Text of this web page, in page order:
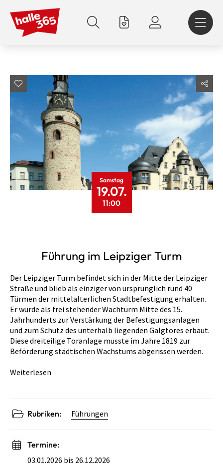
zum
Inhalt
Samstag
19.07.
11:00
Führung im Leipziger Turm
Der Leipziger Turm befindet sich in der Mitte der Leipziger
Straße und blieb als einziger von ursprünglich rund 40
Türmen der mittelalterlichen Stadtbefestigung erhalten.
Er wurde als frei stehender Wachturm Mitte des 15.
Jahrhunderts zur Verstärkung der Befestigungsanlagen
und zum Schutz des unterhalb liegenden Galgtores erbaut.
Diese dreiteilige Toranlage musste im Jahre 1819 zur
Beförderung städtischen Wachstums abgerissen werden.
Weiterlesen
Rubriken: Führungen
Termine:
03.01.2026 bis 26.12.2026